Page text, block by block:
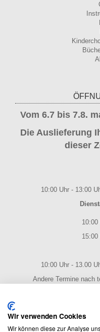
Vom 6.7 bis 7.8.
Die Auslieferung
dieser
10:00 Uhr - 13:00
10:00
15:00
10:00 Uhr - 13.00
Andere Termine nach
Wir verwenden Cookies
Wir können diese zur Analyse